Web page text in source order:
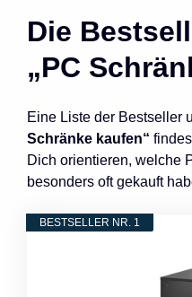
Die
„PC
Eine Liste der Bestseller
Schränke kaufen“
Dich orientieren, welche
besonders oft gekauft
BESTSELLER NR. 1